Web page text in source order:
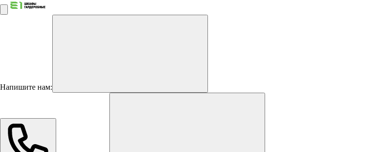
Напишите нам: